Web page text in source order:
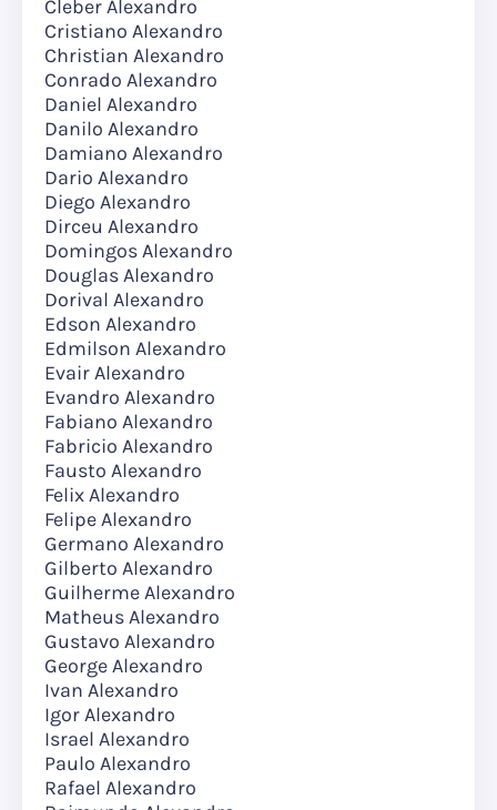
Cleber Alexandro
Cristiano Alexandro
Christian Alexandro
Conrado Alexandro
Daniel Alexandro
Danilo Alexandro
Damiano Alexandro
Dario Alexandro
Diego Alexandro
Dirceu Alexandro
Domingos Alexandro
Douglas Alexandro
Dorival Alexandro
Edson Alexandro
Edmilson Alexandro
Evair Alexandro
Evandro Alexandro
Fabiano Alexandro
Fabricio Alexandro
Fausto Alexandro
Felix Alexandro
Felipe Alexandro
Germano Alexandro
Gilberto Alexandro
Guilherme Alexandro
Matheus Alexandro
Gustavo Alexandro
George Alexandro
Ivan Alexandro
Igor Alexandro
Israel Alexandro
Paulo Alexandro
Rafael Alexandro